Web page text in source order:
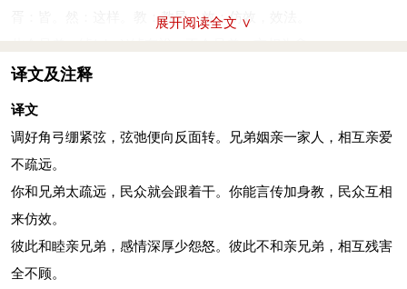
胥：皆。然：这样。教：教导。效：仿效，效法。
彼此和睦亲兄弟，感情深厚少怨怒。彼此不和亲兄弟，相互残害
展开阅读全文 ∨
译文及注释
译文
调好角弓绷紧弦，弦弛便向反面转。兄弟姻亲一家人，相互亲爱
不疏远。
你和兄弟太疏远，民众就会跟着干。你能言传加身教，民众互相
来仿效。
彼此和睦亲兄弟，感情深厚少怨怒。彼此不和亲兄弟，相互残害
全不顾。